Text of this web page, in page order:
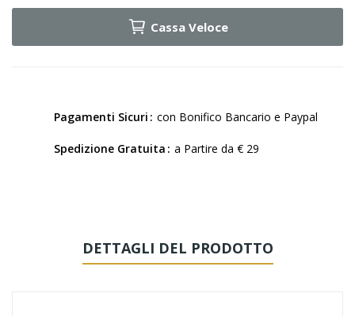
Cassa Veloce
Pagamenti Sicuri con Bonifico Bancario e Paypal
Spedizione Gratuita a Partire da € 29
DETTAGLI DEL PRODOTTO